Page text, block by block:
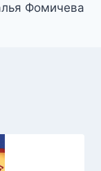
Фомичева